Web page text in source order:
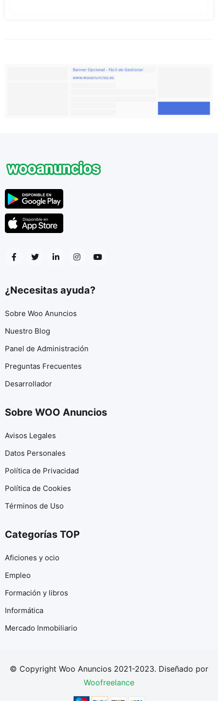
¿Necesitas ayuda?
Sobre Woo Anuncios
Nuestro Blog
Panel de Administración
Preguntas Frecuentes
Desarrollador
Sobre WOO Anuncios
Avisos Legales
Datos Personales
Política de Privacidad
Política de Cookies
Términos de Uso
Categorías TOP
Aficiones y ocio
Empleo
Formación y libros
Informática
Mercado Inmobiliario
© Copyright Woo Anuncios 2021-2023. Diseñado por
Woofreelance